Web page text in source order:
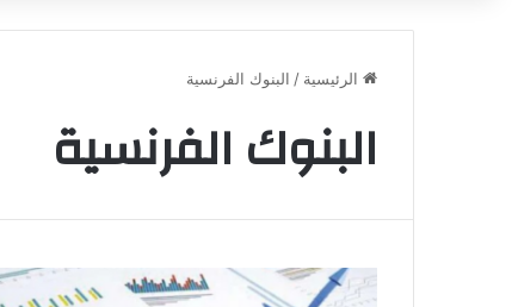
الرئيسية / البنوك الفرنسية
البنوك الفرنسية